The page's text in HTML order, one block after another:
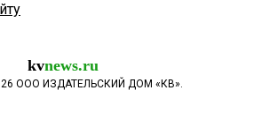
kvnews.ru
ООО ИЗДАТЕЛЬСКИЙ ДОМ «КВ».